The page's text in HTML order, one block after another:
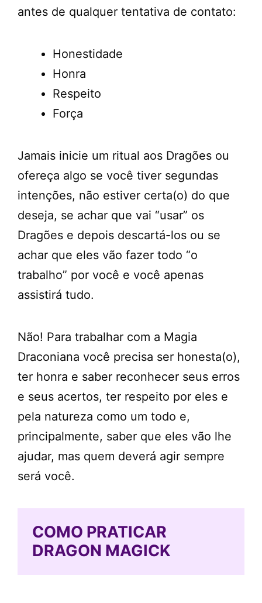
antes de qualquer tentativa de contato:
Honestidade
Honra
Respeito
Força
Jamais inicie um ritual aos Dragões ou
ofereça algo se você tiver segundas
intenções, não estiver certa(o) do que
deseja, se achar que vai “usar” os
Dragões e depois descartá-los ou se
achar que eles vão fazer todo “o
trabalho” por você e você apenas
assistirá tudo.
Não! Para trabalhar com a Magia
Draconiana você precisa ser honesta(o),
ter honra e saber reconhecer seus erros
e seus acertos, ter respeito por eles e
pela natureza como um todo e,
principalmente, saber que eles vão lhe
ajudar, mas quem deverá agir sempre
será você.
COMO PRATICAR
DRAGON MAGICK